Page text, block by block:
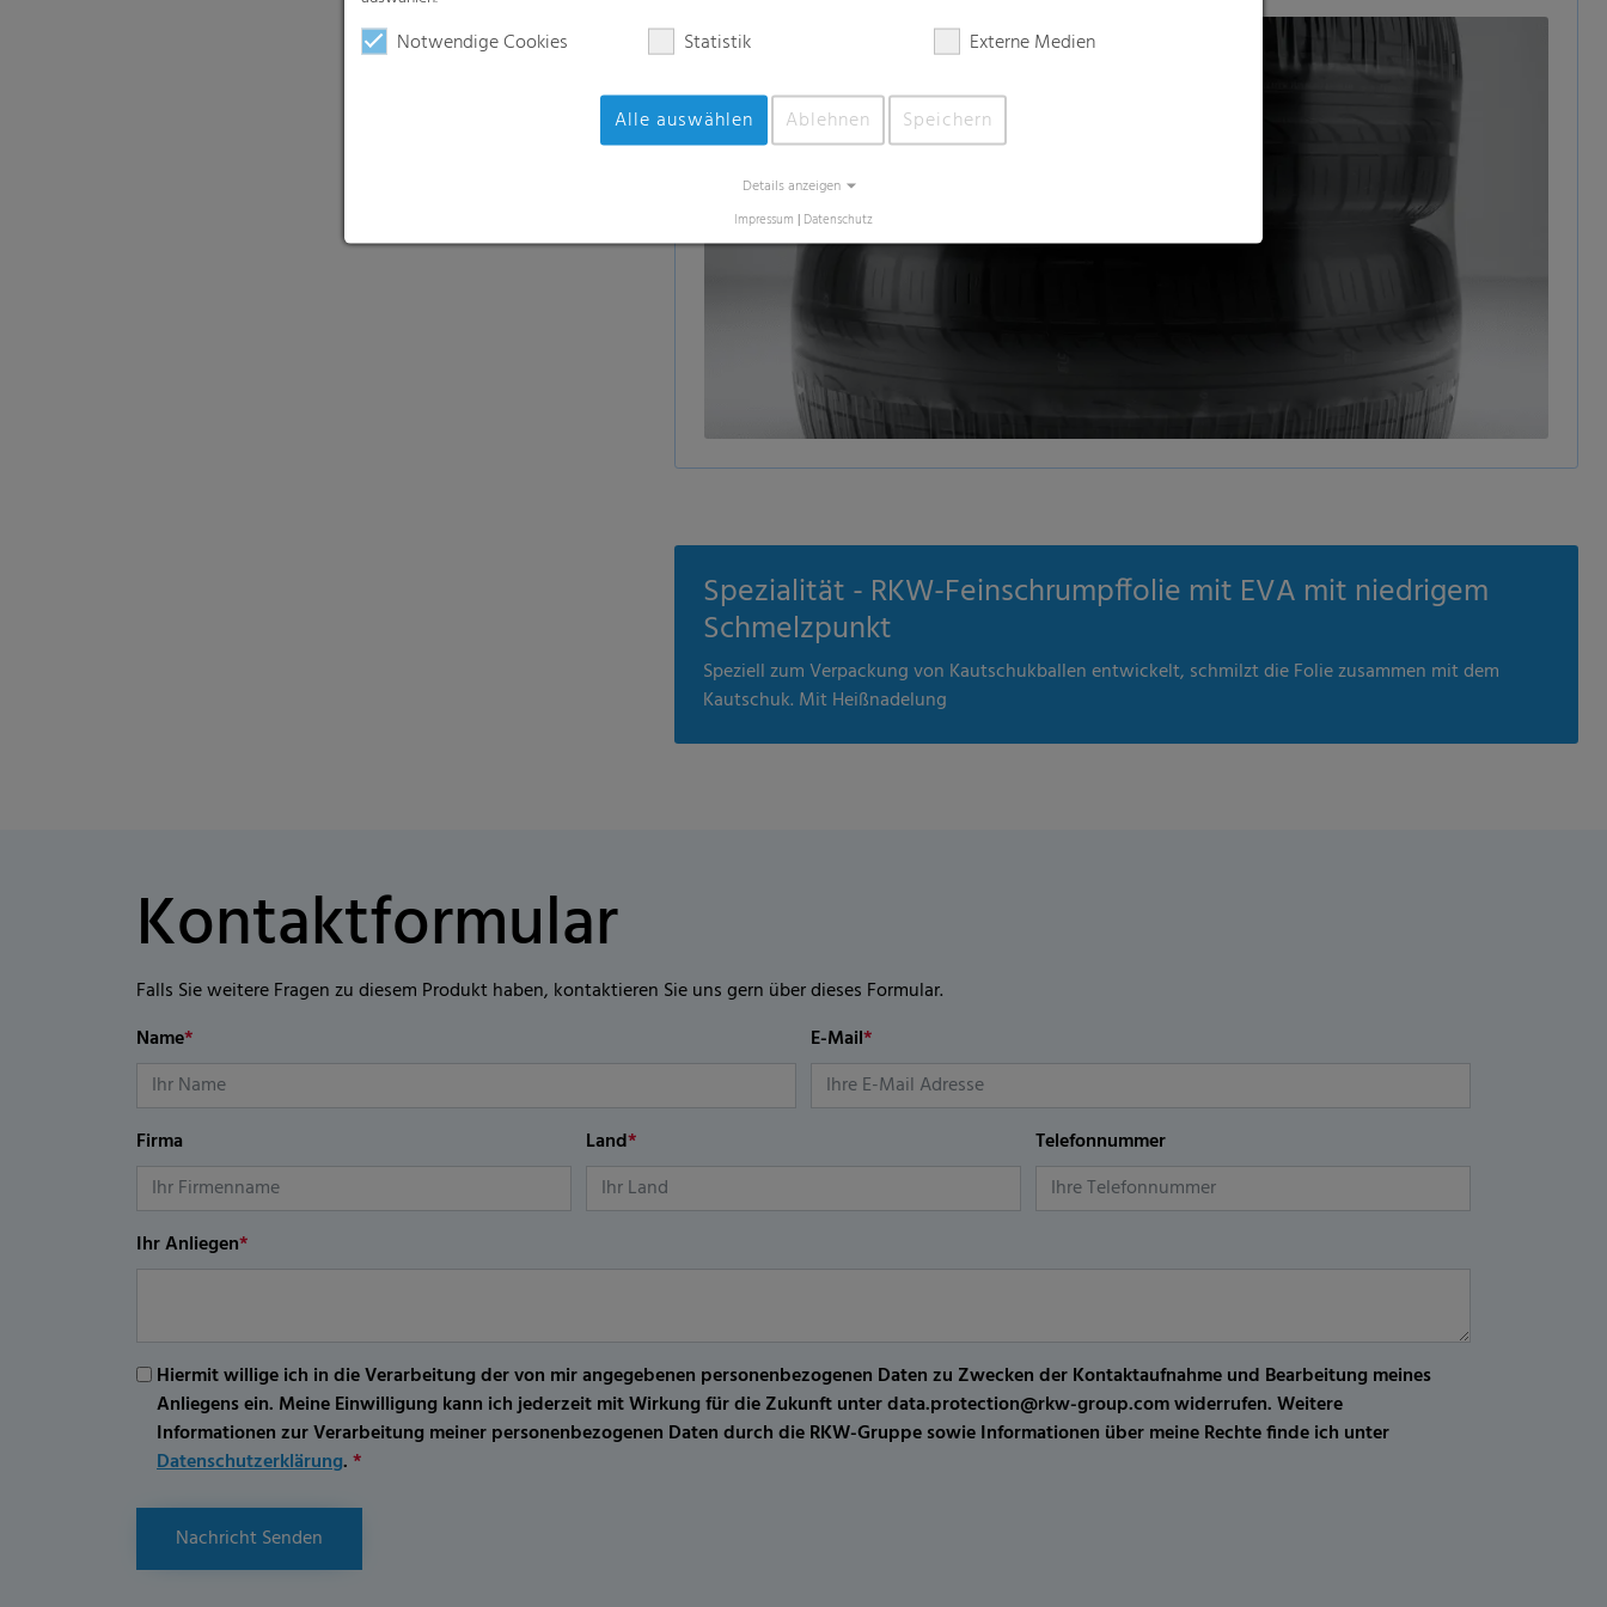
Spezialität - RKW-Feinschrumpffolie mit EVA mit niedrigem
Schmelzpunkt
Speziell zum Verpackung von Kautschukballen entwickelt, schmilzt die Folie zusammen mit dem
Kautschuk. Mit Heißnadelung
Kontaktformular
Falls Sie weitere Fragen zu diesem Produkt haben, kontaktieren Sie uns gern über dieses Formular.
Name* E-Mail*
Firma Land* Telefonnummer
Ihr Anliegen*
Hiermit willige ich in die Verarbeitung der von mir angegebenen personenbezogenen Daten zu Zwecken der Kontaktaufnahme und Bearbeitung meines
Anliegens ein. Meine Einwilligung kann ich jederzeit mit Wirkung für die Zukunft unter data.protection@rkw-group.com widerrufen. Weitere
Informationen zur Verarbeitung meiner personenbezogenen Daten durch die RKW-Gruppe sowie Informationen über meine Rechte finde ich unter
Datenschutzerklärung.*
Nachricht Senden